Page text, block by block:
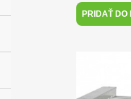
PRIDAŤ DO